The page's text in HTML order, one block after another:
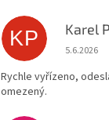
KP Karel
5.6.2026
Rychle vyřízeno,
omezený.